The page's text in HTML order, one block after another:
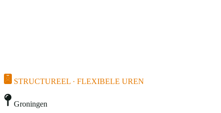
STRUCTUREEL · FLEXIBELE UREN
Groningen